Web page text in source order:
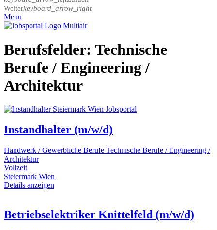
Weiterkeyboard_arrow_right
Menu
Berufsfelder: Technische
Berufe / Engineering /
Architektur
Instandhalter (m/w/d)
Handwerk / Gewerbliche Berufe Technische Berufe / Engineering /
Architektur
Vollzeit
Steiermark Wien
Details anzeigen
Betriebselektriker Knittelfeld (m/w/d)